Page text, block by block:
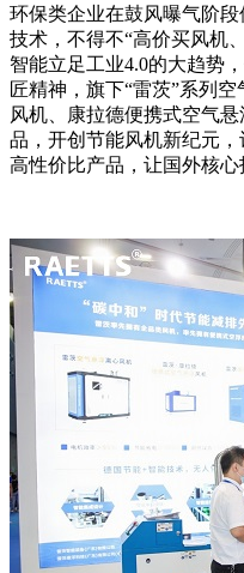
环保类企业在鼓风曝气阶
技术，不得不“高价买风机
智能立足工业4.0的大趋势
匠精神，旗下“雷茨”系列
风机、康拉德便携式空气
品，开创节能风机新纪元
高性价比产品，让国外核心